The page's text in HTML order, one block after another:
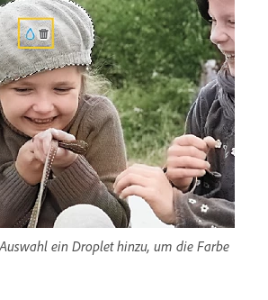
ein Droplet hinzu, um die Farbe